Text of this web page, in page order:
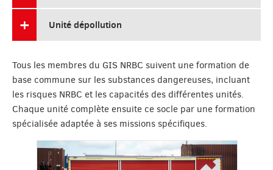
Unité dépollution
Tous les membres du GIS NRBC suivent une formation de
base commune sur les substances dangereuses, incluant
les risques NRBC et les capacités des différentes unités.
Chaque unité complète ensuite ce socle par une formation
spécialisée adaptée à ses missions spécifiques.